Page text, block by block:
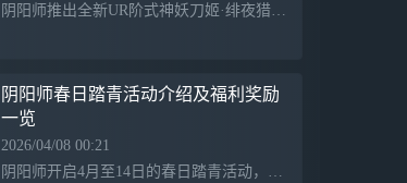
阴阳师推出全新UR阶式神妖刀姬·绯夜猎刃，引发玩家关注。扫地工提供了关于UR品阶式神的详细解读，帮助玩家了解新式神的特性和玩法。
阴阳师春日踏青活动介绍及福利奖励
一览
2026/04/08 00:21
阴阳师开启4月至14日的春日踏青活动，玩家可通过游春拾花和樱舞流影玩法收集樱花积分，兑换头饰、动作和碎片等奖励，还可付费解锁新配饰，提升装扮自由度，氛围浓厚，社区热度高涨。